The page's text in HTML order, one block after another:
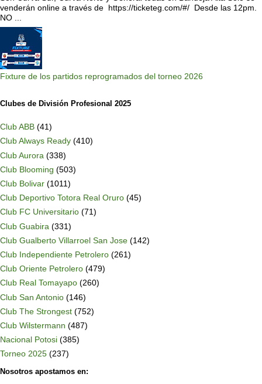
venderán online a través de https://ticketeg.com/#/ Desde las 12pm.
NO ...
Fixture de los partidos reprogramados del torneo 2026
Clubes de División Profesional 2025
Club ABB (41)
Club Always Ready (410)
Club Aurora (338)
Club Blooming (503)
Club Bolivar (1011)
Club Deportivo Totora Real Oruro (45)
Club FC Universitario (71)
Club Guabira (331)
Club Gualberto Villarroel San Jose (142)
Club Independiente Petrolero (261)
Club Oriente Petrolero (479)
Club Real Tomayapo (260)
Club San Antonio (146)
Club The Strongest (752)
Club Wilstermann (487)
Nacional Potosi (385)
Torneo 2025 (237)
Nosotros apostamos en: